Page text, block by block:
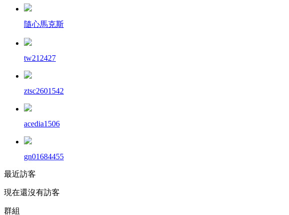
隨心馬克斯
tw212427
ztsc2601542
acedia1506
gn01684455
最近訪客
現在還沒有訪客
群組